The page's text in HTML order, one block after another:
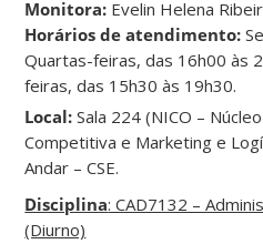
Monitora: Evelin Helena
Horários de atendimento:
Quartas-feiras, das 16h00 às
feiras, das 15h30 às 19h30.
Local: Sala 224 (NICO –
Competitiva e Marketing e
Andar – CSE.
Disciplina: CAD7132 –
(Diurno)